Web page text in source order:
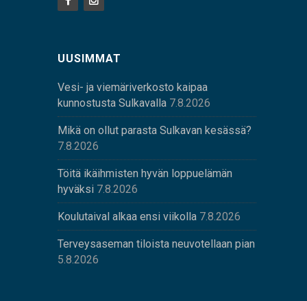
UUSIMMAT
Vesi- ja viemäriverkosto kaipaa
kunnostusta Sulkavalla 7.8.2026
Mikä on ollut parasta Sulkavan kesässä?
7.8.2026
Töitä ikäihmisten hyvän loppuelämän
hyväksi 7.8.2026
Koulutaival alkaa ensi viikolla 7.8.2026
Terveysaseman tiloista neuvotellaan pian
5.8.2026